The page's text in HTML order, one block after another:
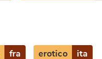
fra erotico ita